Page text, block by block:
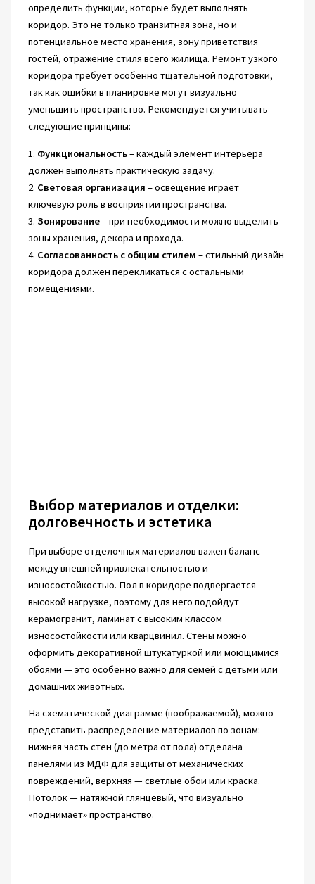
определить функции, которые будет выполнять
коридор. Это не только транзитная зона, но и
потенциальное место хранения, зону приветствия
гостей, отражение стиля всего жилища. Ремонт узкого
коридора требует особенно тщательной подготовки,
так как ошибки в планировке могут визуально
уменьшить пространство. Рекомендуется учитывать
следующие принципы:
1. Функциональность– каждый элемент интерьера
должен выполнять практическую задачу.
2. Световая организация – освещение играет
ключевую роль в восприятии пространства.
3. Зонирование– при необходимости можно выделить
зоны хранения, декора и прохода.
4. Согласованность с общим стилем – стильный дизайн
коридора должен перекликаться с остальными
помещениями.
Выбор материалов и отделки:
долговечность и эстетика
При выборе отделочных материалов важен баланс
между внешней привлекательностью и
износостойкостью. Пол в коридоре подвергается
высокой нагрузке, поэтому для него подойдут
керамогранит, ламинат с высоким классом
износостойкости или кварцвинил. Стены можно
оформить декоративной штукатуркой или моющимися
обоями — это особенно важно для семей с детьми или
домашних животных.
На схематической диаграмме (воображаемой), можно
представить распределение материалов по зонам:
нижняя часть стен (до метра от пола) отделана
панелями из МДФ для защиты от механических
повреждений, верхняя — светлые обои или краска.
Потолок — натяжной глянцевый, что визуально
«поднимает» пространство.